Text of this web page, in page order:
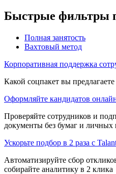
Быстрые фильтры
Полная занятость
Вахтовый метод
Корпоративная поддержка
Какой соцпакет вы
Оформляйте кандидатов
Проверяйте сотрудников и
документы без бумаг и личных
Ускорьте подбор в 2 раза с
Автоматизируйте сбор
собирайте аналитику в 2 клика